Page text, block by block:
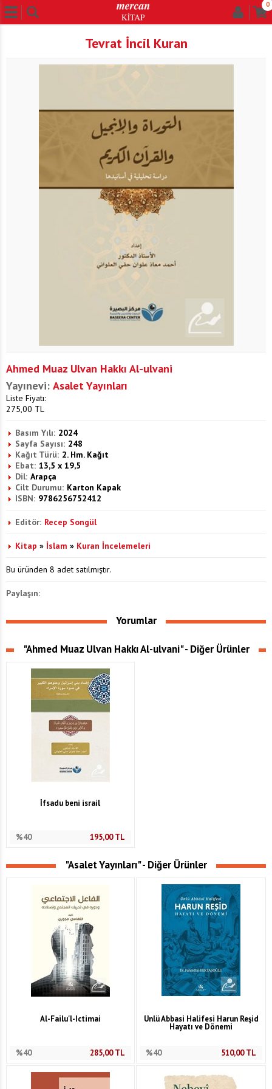
0
Tevrat İncil Kuran
Ahmed Muaz Ulvan Hakkı Al-ulvani
Yayınevi: Asalet Yayınları
Liste Fiyatı:
275,00 TL
Basım Yılı: 2024
Sayfa Sayısı: 248
Kağıt Türü: 2. Hm. Kağıt
Ebat: 13,5 x 19,5
Dil: Arapça
Cilt Durumu: Karton Kapak
ISBN: 9786256752412
Editör: Recep Songül
Kitap » İslam » Kuran İncelemeleri
Bu üründen 8 adet satılmıştır.
Paylaşın:
Yorumlar
"Ahmed Muaz Ulvan Hakkı Al-ulvani" - Diğer Ürünler
İfsadu beni israil
%40 195,00TL
"Asalet Yayınları" - Diğer Ürünler
Al-Failu'l-Ictimai
%40 285,00TL
Ünlü Abbasi Halifesi Harun Reşid
Hayatı ve Dönemi
%40 510,00TL